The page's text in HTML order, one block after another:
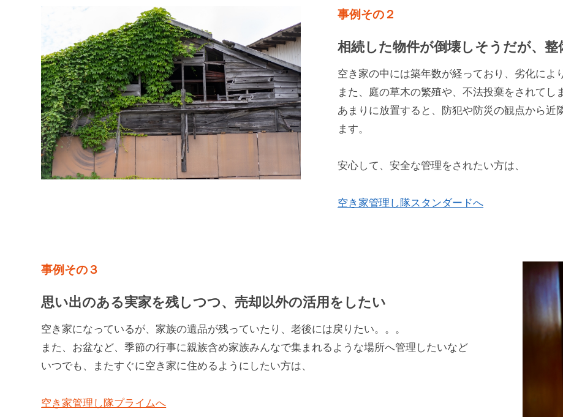
事例その２
相続した物件が倒壊しそうだが、整
空き家の中には築年数が経っており、劣化によ
また、庭の草木の繁殖や、不法投棄をされてし
あまりに放置すると、防犯や防災の観点から近
ます。
安心して、安全な管理をされたい方は、
空き家管理し隊スタンダードへ
事例その３
思い出のある実家を残しつつ、売却以外の活用をしたい
空き家になっているが、家族の遺品が残っていたり、老後には戻りたい。。。
また、お盆など、季節の行事に親族含め家族みんなで集まれるような場所へ管理したいなど
いつでも、またすぐに空き家に住めるようにしたい方は、
空き家管理し隊プライムへ